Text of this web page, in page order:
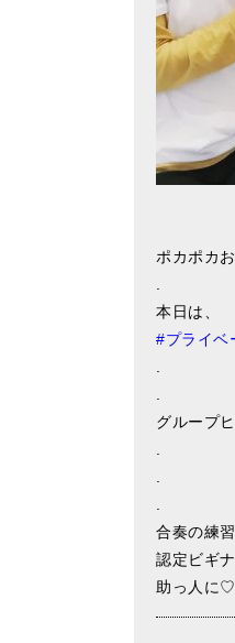
ポカポカ
本日は、
#プライベ
グループ
合奏の練
認定ビギ
助っ人に